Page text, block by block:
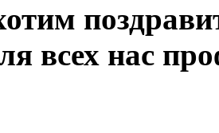
всех нас